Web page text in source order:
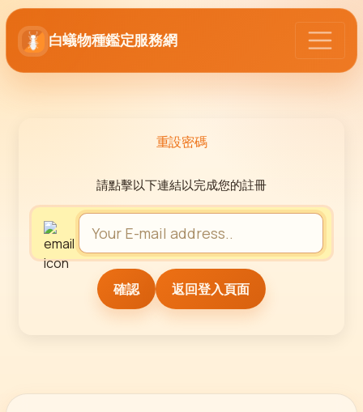
白蟻物種鑑定服務網
重設密碼
請點擊以下連結以完成您的註冊
返回登入頁面